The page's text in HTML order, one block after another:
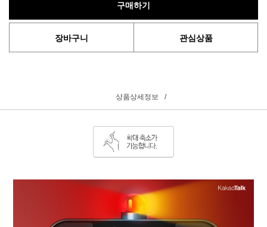
구매하기
장바구니 관심상품
상품상세정보